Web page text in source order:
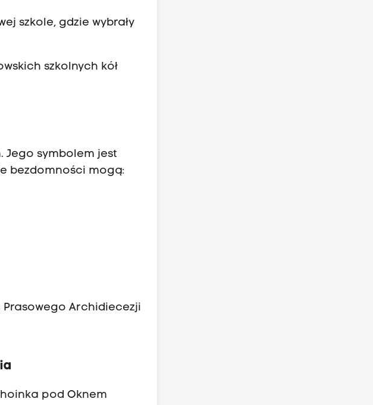
szkole, gdzie wybrały
szkolnych kół
Jego symbolem jest
bezdomności mogą:
Prasowego Archidiecezji
pod Oknem